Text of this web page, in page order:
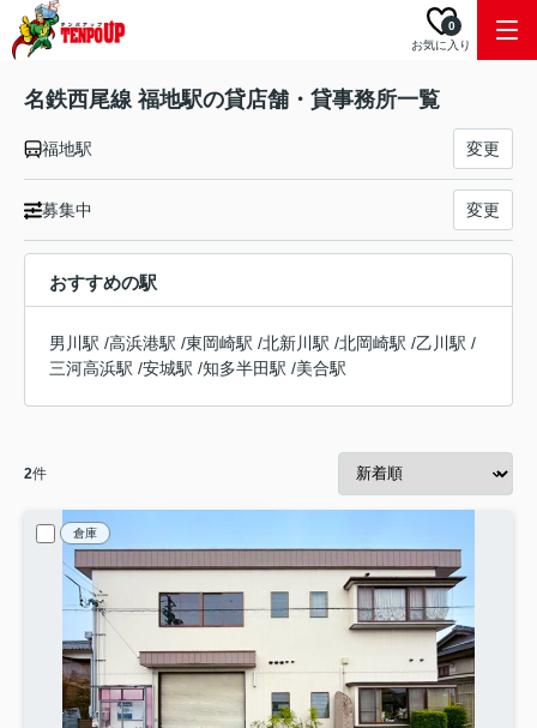
お気に入り
0
名鉄西尾線 福地駅の貸店舗・貸事務所一覧
福地駅 変更
募集中 変更
おすすめの駅
男川駅 /高浜港駅 /東岡崎駅 /北新川駅 /北岡崎駅 /乙川駅 /
三河高浜駅 /安城駅 /知多半田駅 /美合駅
2件
倉庫